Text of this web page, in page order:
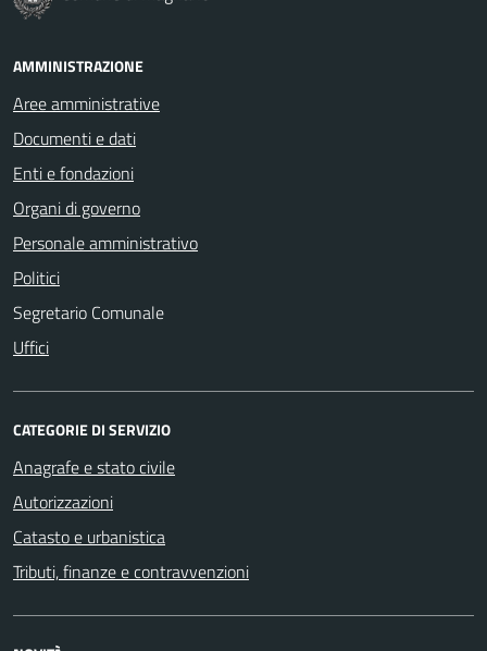
AMMINISTRAZIONE
Aree amministrative
Documenti e dati
Enti e fondazioni
Organi di governo
Personale amministrativo
Politici
Segretario Comunale
Uffici
CATEGORIE DI SERVIZIO
Anagrafe e stato civile
Autorizzazioni
Catasto e urbanistica
Tributi, finanze e contravvenzioni